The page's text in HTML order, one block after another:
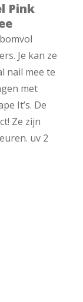
Pink
Je kan ze
nail mee te
met
It’s. De
Ze zijn
uv 2